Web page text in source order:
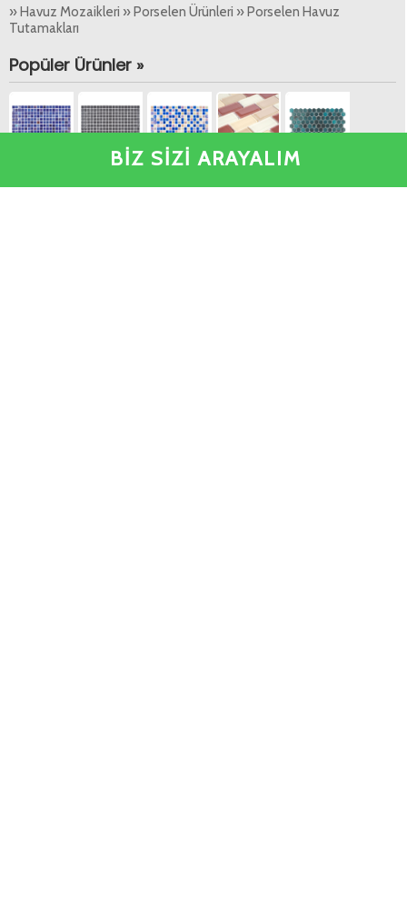
BİZ SİZİ ARAYALIM
» Havuz Mozaikleri » Porselen Ürünleri » Porselen Havuz
Tutamakları
Popüler Ürünler »